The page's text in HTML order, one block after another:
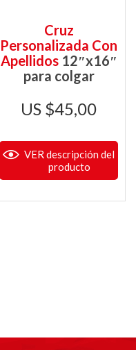
Cruz
Personalizada Con
Apellidos12″x16″
para colgar
$45,00
VER descripción del
producto